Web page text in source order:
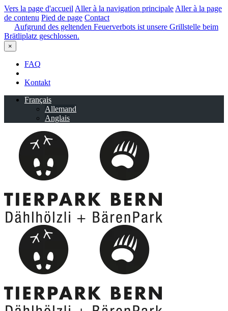
Vers la page d'accueil Aller à la navigation principale Aller à la page
de contenu Pied de page Contact
Aufgrund des geltenden Feuerverbots ist unsere Grillstelle beim
Brätliplatz geschlossen.
×
FAQ
Kontakt
Français
Allemand
Anglais